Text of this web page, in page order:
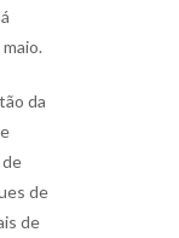
da
de
de